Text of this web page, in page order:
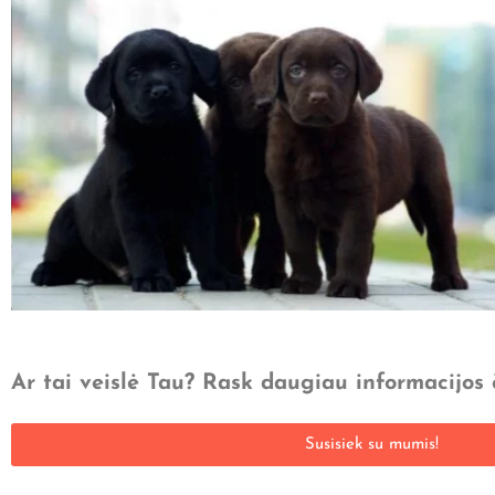
Ar tai veislė Tau? Rask daugiau informacijos
Susisiek su mumis!